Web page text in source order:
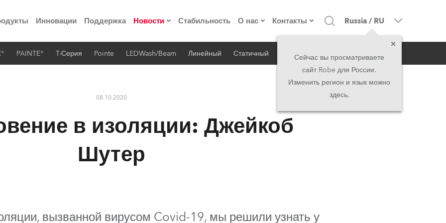
Инновации Поддержка Новости
Пресс-релизы
Стабильность О нас
о компании
Сделано в Европе
история
Контакты
Головной офис
Головной офис
North America and Caribbean
Russia / RU
Сейчас вы просматриваете
сайт Robe для России.
Изменить регион и язык можно
здесь.
PAINTE® T-Серия Pointe LEDWash/Beam Линейный Статичный iSeries
08.10.2020
в изоляции: Джейкоб
Шутер
вызванной вирусом Covid-19, мы решили узнать у